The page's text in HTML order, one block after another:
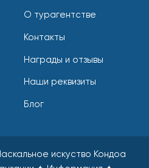
О турагентстве
Контакты
Награды и отзывы
Наши реквизиты
Блог
искуство Кондоа